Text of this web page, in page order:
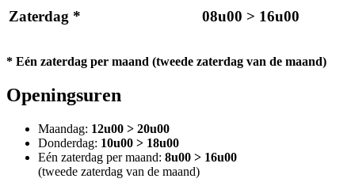
Zaterdag * 08u00 > 16u00
* Eén zaterdag per maand (tweede zaterdag van de maand)
Openingsuren
Maandag: 12u00 > 20u00
Donderdag: 10u00 > 18u00
Eén zaterdag per maand: 8u00 > 16u00
(tweede zaterdag van de maand)